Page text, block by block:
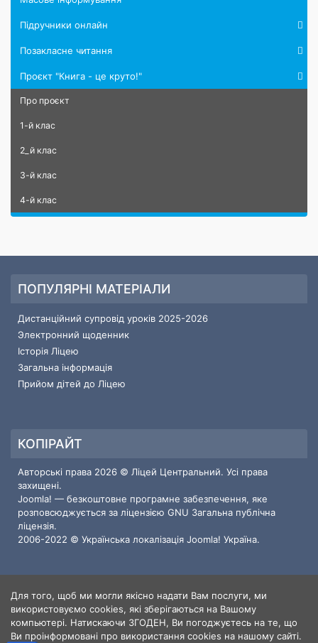
Підручники онлайн
Позакласне читання
Проєкт "Книга - це круто!"
Про проєкт
1-й клас
2_й клас
3-й клас
4-й клас
ПОПУЛЯРНІ МАТЕРІАЛИ
Дистанційний супровід уроків 2025-2026
Электронний щоденник
Історія Ліцею
Загальна інформація
Прийом дітей до Ліцею
КОПІРАЙТ
Авторські права 2026 © Ліцей Центральний. Усі права
захищені.
Joomla! — безкоштовне програмне забезпечення, яке
розповсюджується за ліцензією GNU Загальна публічна
ліцензія.
2006-2022 © Українська локалізація Joomla! Україна.
ІНФОРМАЦІЯ ПРО САЙТ
Користувачі 3
Для того, щоб ми могли якісно надати Вам послуги, ми
використовуємо cookies, які зберігаються на Вашому
компьютері. Натискаючи ЗГОДЕН, Ви погоджуєтесь на те, що
Ви проінформовані про використання cookies на нашому сайті.